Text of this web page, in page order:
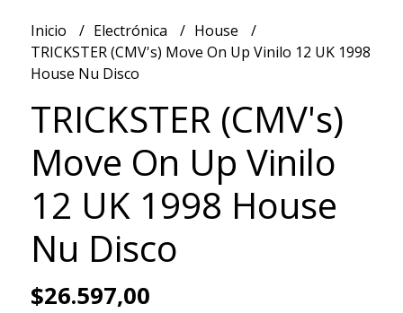
Inicio Electrónica
House
TRICKSTER (CMV's) Move On Up Vinilo 12 UK 1998
House Nu Disco
TRICKSTER (CMV's)
Move On Up Vinilo
12 UK 1998 House
Nu Disco
$26.597,00